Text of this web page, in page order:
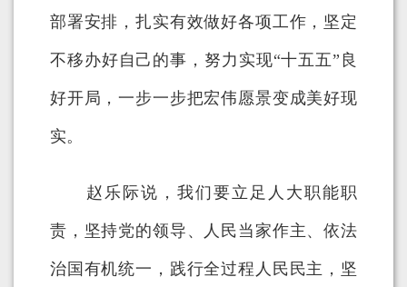
部署安排，扎实有效做好各项工作，坚定
不移办好自己的事，努力实现“十五五”良
好开局，一步一步把宏伟愿景变成美好现
实。
赵乐际说，我们要立足人大职能职
责，坚持党的领导、人民当家作主、依法
治国有机统一，践行全过程人民民主，坚